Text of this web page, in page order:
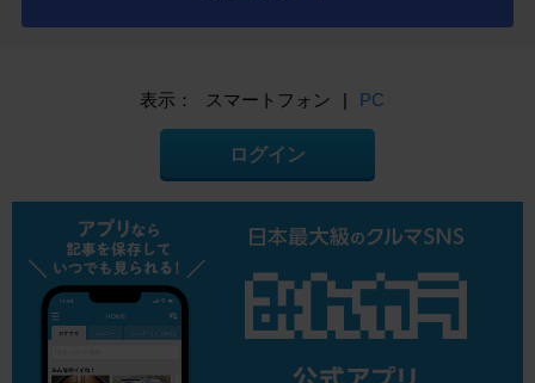
表示： スマートフォン | PC
ログイン